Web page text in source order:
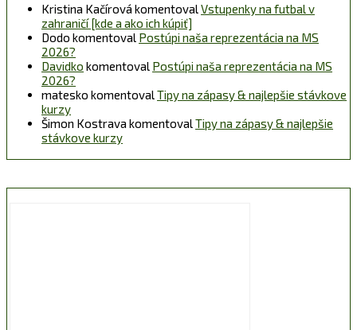
Kristina Kačírová komentovalVstupenky na futbal v
zahraničí [kde a ako ich kúpiť]
Dodo komentoval Postúpi naša reprezentácia na MS
2026?
Davidko komentoval Postúpi naša reprezentácia na MS
2026?
matesko komentovalTipy na zápasy & najlepšie stávkove
kurzy
Šimon Kostrava komentovalTipy na zápasy & najlepšie
stávkove kurzy